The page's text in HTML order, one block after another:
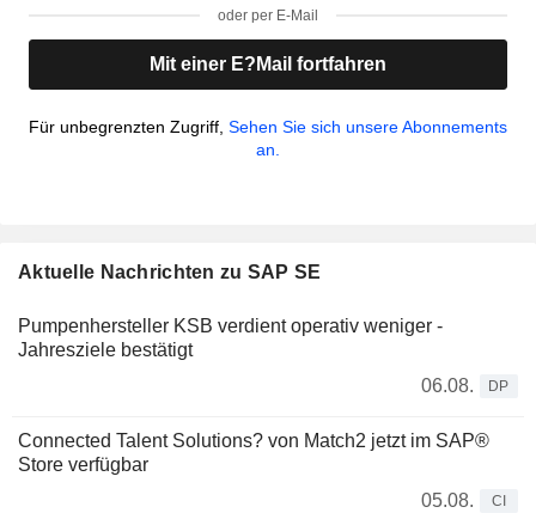
oder per E-Mail
Mit einer E?Mail fortfahren
Für unbegrenzten Zugriff, Sehen Sie sich unsere Abonnements
an.
Aktuelle Nachrichten zu SAP SE
Pumpenhersteller KSB verdient operativ weniger -
Jahresziele bestätigt
06.08.
DP
Connected Talent Solutions? von Match2 jetzt im SAP®
Store verfügbar
05.08.
CI